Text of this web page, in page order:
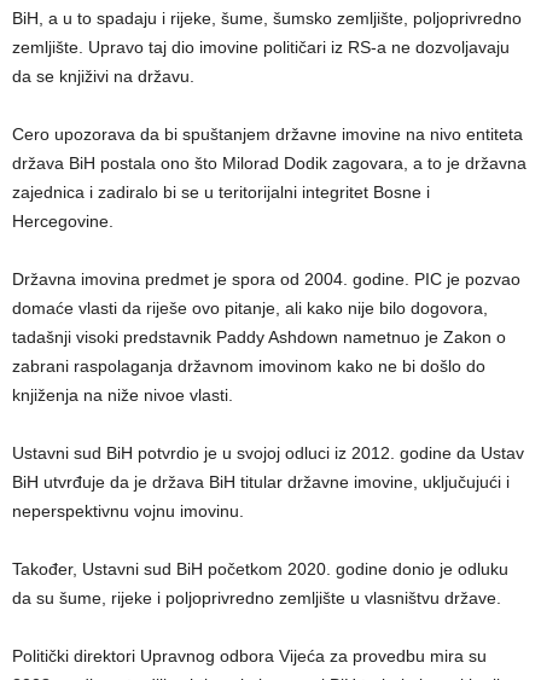
BiH, a u to spadaju i rijeke, šume, šumsko zemljište, poljoprivredno
zemljište. Upravo taj dio imovine političari iz RS-a ne dozvoljavaju
da se knjiživi na državu.
Cero upozorava da bi spuštanjem državne imovine na nivo entiteta
država BiH postala ono što Milorad Dodik zagovara, a to je državna
zajednica i zadiralo bi se u teritorijalni integritet Bosne i
Hercegovine.
Državna imovina predmet je spora od 2004. godine. PIC je pozvao
domaće vlasti da riješe ovo pitanje, ali kako nije bilo dogovora,
tadašnji visoki predstavnik Paddy Ashdown nametnuo je Zakon o
zabrani raspolaganja državnom imovinom kako ne bi došlo do
knjiženja na niže nivoe vlasti.
Ustavni sud BiH potvrdio je u svojoj odluci iz 2012. godine da Ustav
BiH utvrđuje da je država BiH titular državne imovine, uključujući i
neperspektivnu vojnu imovinu.
Također, Ustavni sud BiH početkom 2020. godine donio je odluku
da su šume, rijeke i poljoprivredno zemljište u vlasništvu države.
Politički direktori Upravnog odbora Vijeća za provedbu mira su